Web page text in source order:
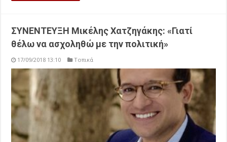
ΣΥΝΕΝΤΕΥΞΗ Μικέλης Χατζηγάκης: «Γιατί
θέλω να ασχοληθώ με την πολιτική»
17/09/2018 13:10 Τοπικά